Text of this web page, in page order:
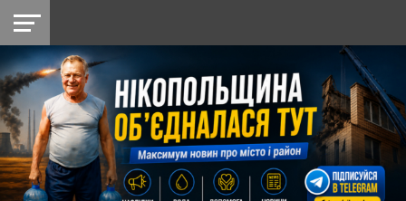
НІКОПОЛЬ
РАЙОН
СІЧЕСЛАВСЬКА
УКРАЇНА
РЕТРО
НІКОПОЛЬ
ЛАЙТ
УКРАЇНА
ДОПОМОГА
РАДІО